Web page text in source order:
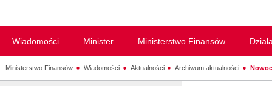
Wiadomości Minister Ministerstwo Finansów
Ministerstwo Finansów Wiadomości Aktualności Archiwum aktualności